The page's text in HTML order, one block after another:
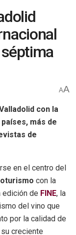
AA
con la
más de
de
en el centro del
con la
edición de FINE, la
del vino que
por la calidad de
creciente